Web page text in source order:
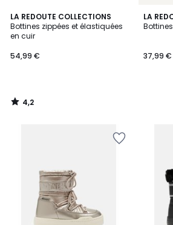
LA REDOUTE COLLECTIONS
Bottines zippées et élastiquées
en cuir
54,99 €
4,2
/ 5
4,2
/
LA
37,99 €